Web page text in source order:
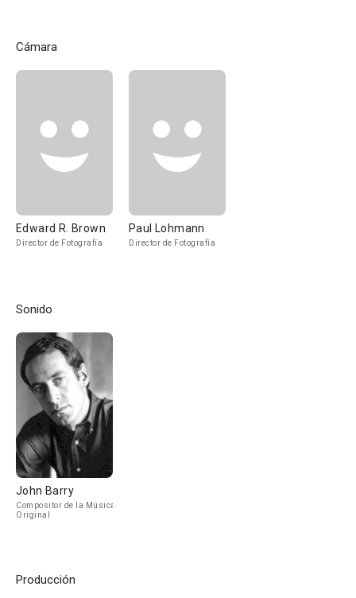
Cámara
Edward R. Brown
Director de Fotografía
Paul Lohmann
Director de Fotografía
Sonido
John Barry
Compositor de la Música
Original
Producción